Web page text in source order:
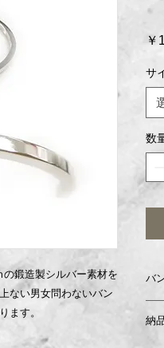
鍛造製シルバー素材を
ない男女問わないバン
ます。
￥
サ
数
バ
で
納